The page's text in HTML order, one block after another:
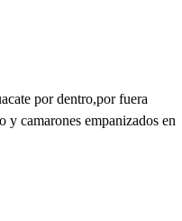
por dentro,por fuera
y camarones empanizados en